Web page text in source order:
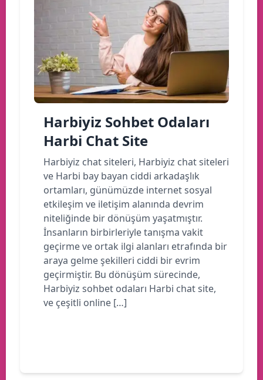
Harbiyiz Sohbet Odaları
Harbi Chat Site
Harbiyiz chat siteleri, Harbiyiz chat siteleri
ve Harbi bay bayan ciddi arkadaşlık
ortamları, günümüzde internet sosyal
etkileşim ve iletişim alanında devrim
niteliğinde bir dönüşüm yaşatmıştır.
İnsanların birbirleriyle tanışma vakit
geçirme ve ortak ilgi alanları etrafında bir
araya gelme şekilleri ciddi bir evrim
geçirmiştir. Bu dönüşüm sürecinde,
Harbiyiz sohbet odaları Harbi chat site,
ve çeşitli online […]